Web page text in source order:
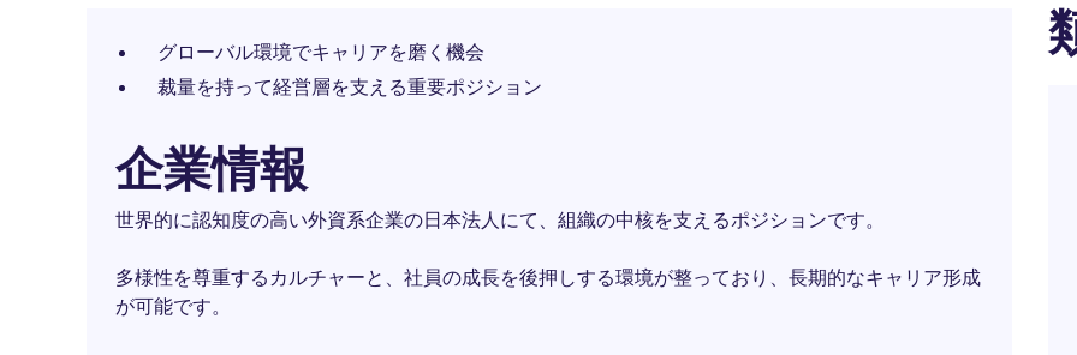
グローバル環境でキャリアを磨く機会
裁量を持って経営層を支える重要ポジション
企業情報
世界的に認知度の高い外資系企業の日本法人にて、組織の中核を支えるポジションです。
多様性を尊重するカルチャーと、社員の成長を後押しする環境が整っており、長期的なキャリア形成
が可能です。